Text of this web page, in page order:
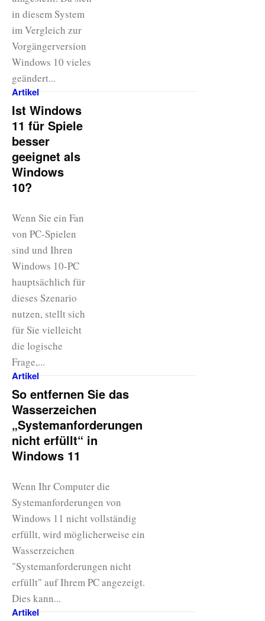
in diesem System
im Vergleich zur
Vorgängerversion
Windows 10 vieles
geändert...
Artikel
Ist Windows
11 für Spiele
besser
geeignet als
Windows
10?
Wenn Sie ein Fan
von PC-Spielen
sind und Ihren
Windows 10-PC
hauptsächlich für
dieses Szenario
nutzen, stellt sich
für Sie vielleicht
die logische
Frage,...
Artikel
So entfernen Sie das
Wasserzeichen
„Systemanforderungen
nicht erfüllt“ in
Windows 11
Wenn Ihr Computer die
Systemanforderungen von
Windows 11 nicht vollständig
erfüllt, wird möglicherweise ein
Wasserzeichen
"Systemanforderungen nicht
erfüllt" auf Ihrem PC angezeigt.
Dies kann...
Artikel